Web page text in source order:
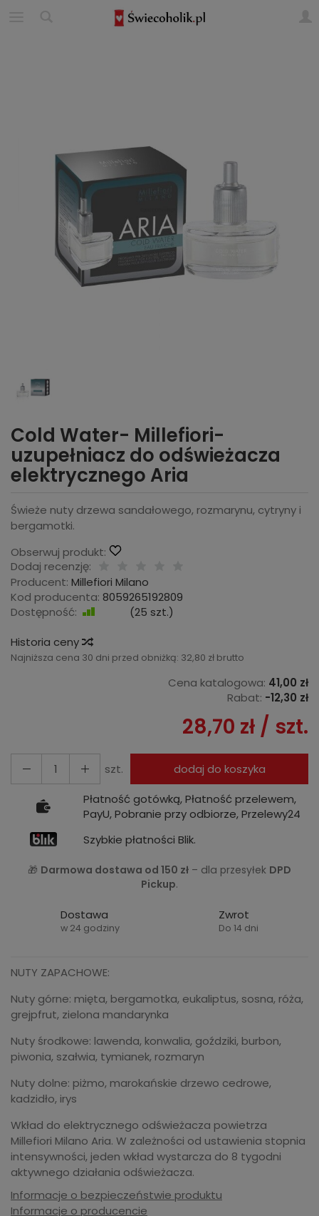
Cold Water- Millefiori-
uzupełniacz do odświeżacza
elektrycznego Aria
Świeże nuty drzewa sandałowego, rozmarynu, cytryny i
bergamotki.
Obserwuj produkt:
Dodaj recenzję:
Producent: Millefiori Milano
Kod producenta: 8059265192809
Dostępność:
(25 szt.)
Historia ceny
Najniższa cena 30 dni przed obniżką: 32,80 zł brutto
Cena katalogowa: 41,00 zł
Rabat: -12,30 zł
28,70 zł / szt.
szt.
dodaj do koszyka
Płatność gotówką, Płatność przelewem,
PayU, Pobranie przy odbiorze, Przelewy24
Szybkie płatności Blik.
🎁 Darmowa dostawa od 150 zł – dla przesyłek DPD
Pickup.
Dostawa
w 24 godziny
Zwrot
Do 14 dni
NUTY ZAPACHOWE:
Nuty górne: mięta, bergamotka, eukaliptus, sosna, róża,
grejpfrut, zielona mandarynka
Nuty środkowe: lawenda, konwalia, goździki, burbon,
piwonia, szałwia, tymianek, rozmaryn
Nuty dolne: piżmo, marokańskie drzewo cedrowe,
kadzidło, irys
Wkład do elektrycznego odświeżacza powietrza
Millefiori Milano Aria. W zależności od ustawienia stopnia
intensywności, jeden wkład wystarcza do 8 tygodni
aktywnego działania odświeżacza.
Informacje o bezpieczeństwie produktu
Informacje o producencie